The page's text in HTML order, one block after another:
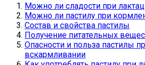
Можно ли сладости при
Можно ли пастилу при
Состав и свойства пастилы
Получение питательных
Опасности и польза пастилы
вскармливании